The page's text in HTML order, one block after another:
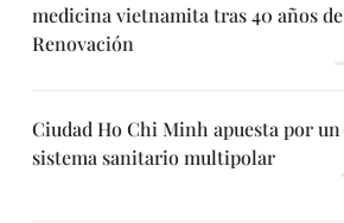
medicina vietnamita tras 40 años de
Renovación
Ciudad Ho Chi Minh apuesta por un
sistema sanitario multipolar